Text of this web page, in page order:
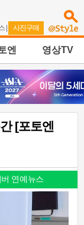
| 사진구매
엔 영상TV
[포토엔
연예뉴스